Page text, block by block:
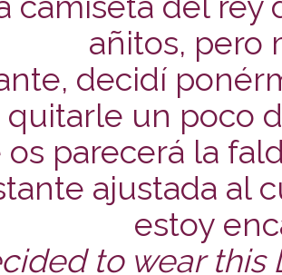
añitos, pero
decidí
quitarle un poco
os parecerá la
ajustada al
estoy
to wear this